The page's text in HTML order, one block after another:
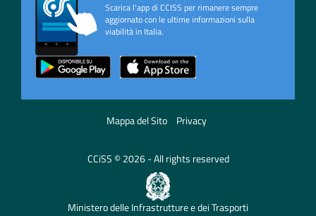
Scarica l'app di CCISS per rimanere sempre
aggiornato con le ultime informazioni sulla
viabilità in Italia.
Mappa del Sito Privacy
CCiSS © 2026 - All rights reserved
Ministero delle Infrastrutture e dei Trasporti